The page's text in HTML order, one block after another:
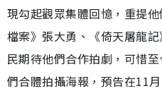
現勾起觀眾集體回憶，重提
檔案》張大勇、《倚天屠龍
民期待他們合作拍劇，可惜
們合體拍攝海報，預告在11